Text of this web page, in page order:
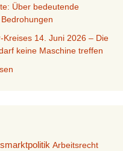
Über bedeutende
14. Juni 2026 – Die
keine Maschine treffen
Arbeitsrecht